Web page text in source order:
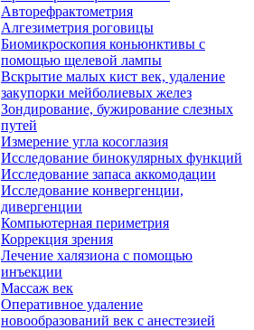
Авторефрактометрия
Алгезиметрия роговицы
Биомикроскопия коньюнктивы с
помощью щелевой лампы
Вскрытие малых кист век, удаление
закупорки мейболиевых желез
Зондирование, бужирование слезных
путей
Измерение угла косоглазия
Исследование бинокулярных функций
Исследование запаса аккомодации
Исследование конвергенции,
дивергенции
Компьютерная периметрия
Коррекция зрения
Лечение халязиона с помощью
инъекции
Массаж век
Оперативное удаление
новообразований век с анестезией